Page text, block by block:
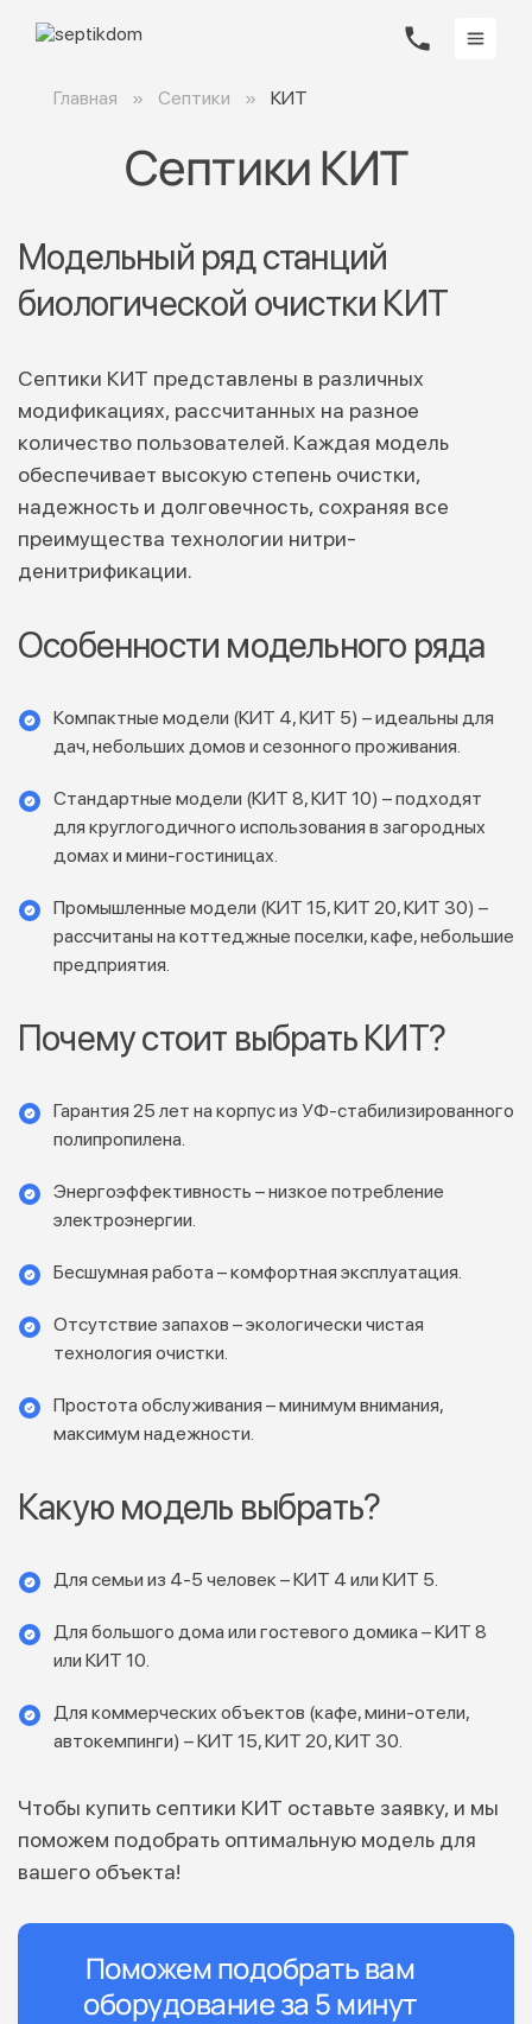
Главная Септики КИТ
Септики КИТ
Модельный ряд станций
биологической очистки КИТ
Септики КИТ представлены в различных
модификациях, рассчитанных на разное
количество пользователей. Каждая модель
обеспечивает высокую степень очистки,
надежность и долговечность, сохраняя все
преимущества технологии нитри-
денитрификации.
Особенности модельного ряда
Компактные модели (КИТ 4, КИТ 5) – идеальны для
дач, небольших домов и сезонного проживания.
Стандартные модели (КИТ 8, КИТ 10) – подходят
для круглогодичного использования в загородных
домах и мини-гостиницах.
Промышленные модели (КИТ 15, КИТ 20, КИТ 30) –
рассчитаны на коттеджные поселки, кафе, небольшие
предприятия.
Почему стоит выбрать КИТ?
Гарантия 25 лет на корпус из УФ-стабилизированного
полипропилена.
Энергоэффективность – низкое потребление
электроэнергии.
Бесшумная работа – комфортная эксплуатация.
Отсутствие запахов – экологически чистая
технология очистки.
Простота обслуживания – минимум внимания,
максимум надежности.
Какую модель выбрать?
Для семьи из 4-5 человек – КИТ 4 или КИТ 5.
Для большого дома или гостевого домика – КИТ 8
или КИТ 10.
Для коммерческих объектов (кафе, мини-отели,
автокемпинги) – КИТ 15, КИТ 20, КИТ 30.
Чтобы купить септики КИТ оставьте заявку, и мы
поможем подобрать оптимальную модель для
вашего объекта!
Поможем подобрать вам
оборудование за 5 минут